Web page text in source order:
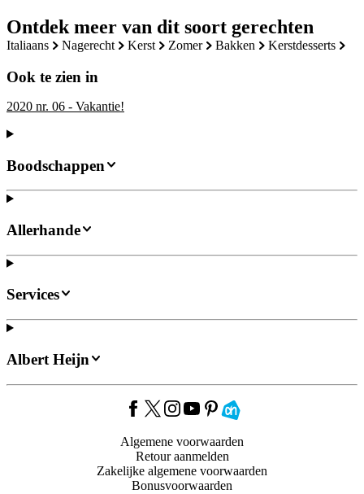
Ontdek meer van dit soort gerechten
italiaans nagerecht kerst zomer bakken kerstdesserts
Ook te zien in
2020 nr. 06 - Vakantie!
Boodschappen
Allerhande
Services
Albert Heijn
Algemene voorwaarden
Retour aanmelden
Zakelijke algemene voorwaarden
Bonusvoorwaarden